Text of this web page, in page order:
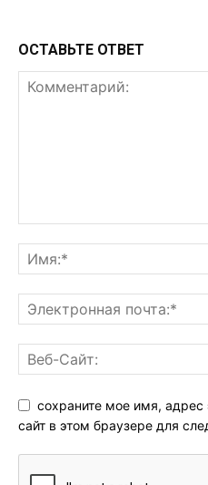
ОСТАВЬТЕ ОТВЕТ
сохраните мое имя, адрес
сайт в этом браузере для